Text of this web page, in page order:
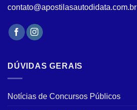
contato@apostilasautodidata.com.br
DÚVIDAS GERAIS
Notícias de Concursos Públicos